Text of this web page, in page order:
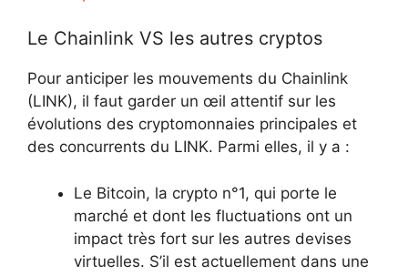
Le Chainlink VS les autres cryptos
Pour anticiper les mouvements du Chainlink
(LINK), il faut garder un œil attentif sur les
évolutions des cryptomonnaies principales et
des concurrents du LINK. Parmi elles, il y a :
Le Bitcoin, la crypto n°1, qui porte le
marché et dont les fluctuations ont un
impact très fort sur les autres devises
virtuelles. S’il est actuellement dans une